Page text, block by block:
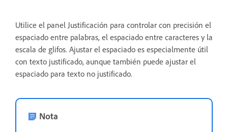
Utilice el panel Justificación para controlar con precisión el
espaciado entre palabras, el espaciado entre caracteres y la
escala de glifos. Ajustar el espaciado es especialmente útil
con texto justificado, aunque también puede ajustar el
espaciado para texto no justificado.
Nota